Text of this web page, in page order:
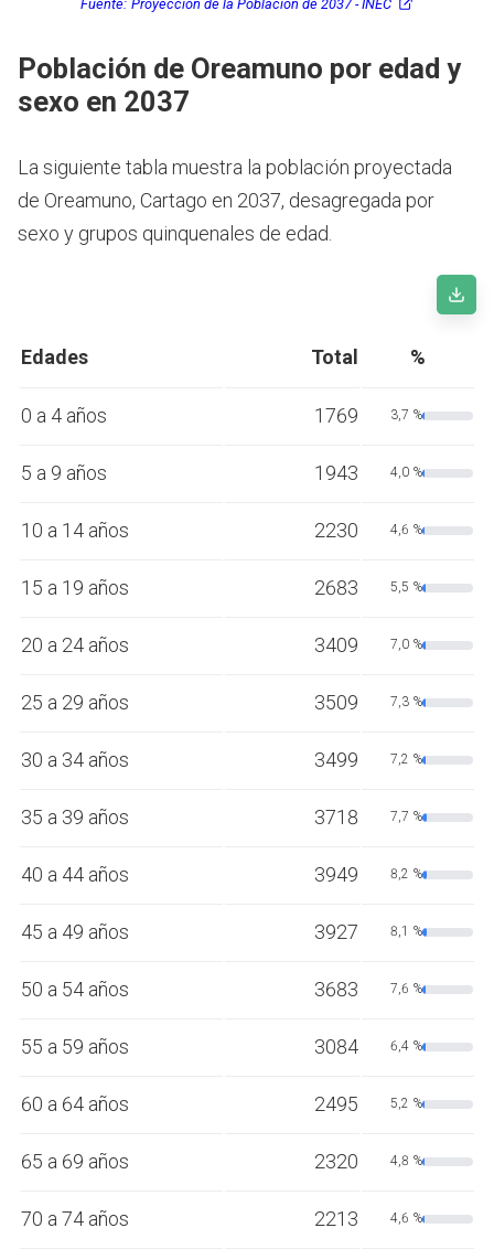
Fuente: Proyección de la Población de 2037 - INEC
Población de Oreamuno por edad y
sexo en 2037
La siguiente tabla muestra la población proyectada
de Oreamuno, Cartago en 2037, desagregada por
sexo y grupos quinquenales de edad.
Edades Total %
0 a 4 años 1769 3,7 %
5 a 9 años 1943 4,0 %
10 a 14 años 2230 4,6 %
15 a 19 años 2683 5,5 %
20 a 24 años 3409 7,0 %
25 a 29 años 3509 7,3 %
30 a 34 años 3499 7,2 %
35 a 39 años 3718 7,7 %
40 a 44 años 3949 8,2 %
45 a 49 años 3927 8,1 %
50 a 54 años 3683 7,6 %
55 a 59 años 3084 6,4 %
60 a 64 años 2495 5,2 %
65 a 69 años 2320 4,8 %
70 a 74 años 2213 4,6 %